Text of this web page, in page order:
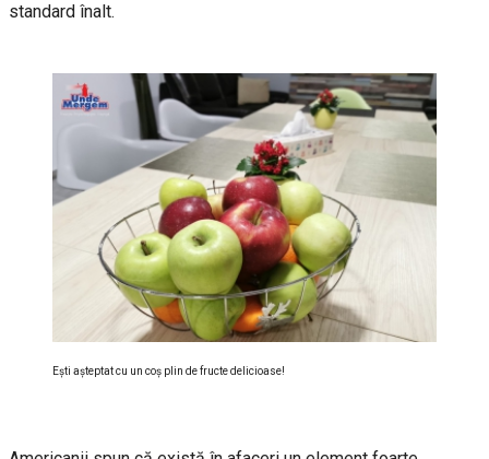
standard înalt.
Eşti aşteptat cu un coş plin de fructe delicioase!